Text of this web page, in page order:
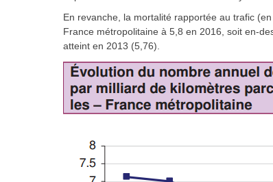
En revanche, la mortalité rapportée au trafic
France métropolitaine à 5,8 en 2016, soit en-
atteint en 2013 (5,76).